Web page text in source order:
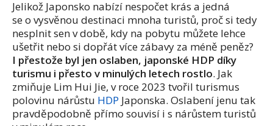
Jelikož Japonsko nabízí nespočet krás a jedná
se o vysvěnou destinaci mnoha turistů, proč si tedy
nesplnit sen v době, kdy na pobytu můžete lehce
ušetřit nebo si dopřát více zábavy za méně peněz?
I přestože byl jen oslaben, japonské HDP díky
turismu i přesto v minulých letech rostlo. Jak
zmiňuje Lim Hui Jie, v roce 2023 tvořil turismus
polovinu nárůstu HDP Japonska. Oslabení jenu tak
pravděpodobně přímo souvisí i s nárůstem turistů